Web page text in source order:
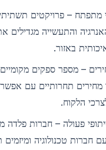
מתפתח – פרויקטים
והתעשייה מגדילים
באזור.
– מספר ספקים
מחירים תחרותיים עם
הלקוח.
פעולה – חברות פלדה
חברות טכנולוגיה ומיזמים